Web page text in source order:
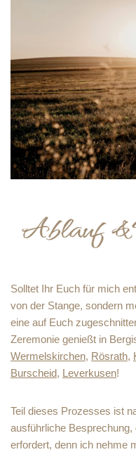
Solltet Ihr Euch für mich
von der Stange, sondern
eine auf Euch
Zeremonie genießt in
Wermelskirchen, Rösrath,
Burscheid, Leverkusen!
Teil dieses Prozesses ist
ausführliche
erfordert, denn ich nehme